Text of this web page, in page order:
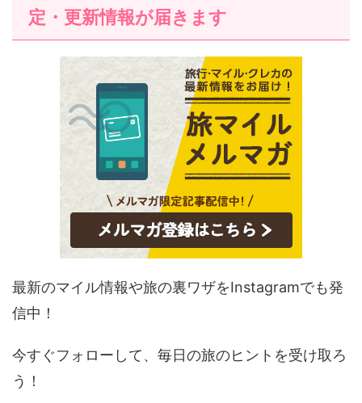
定・更新情報が届きます
最新のマイル情報や旅の裏ワザをInstagramでも発
信中！
今すぐフォローして、毎日の旅のヒントを受け取ろ
う！